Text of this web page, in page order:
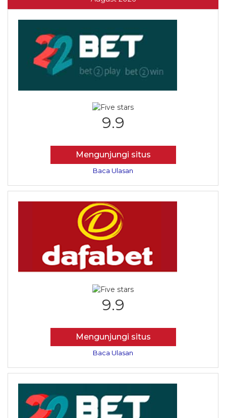
9.9
Mengunjungi situs
Baca Ulasan
9.9
Mengunjungi situs
Baca Ulasan